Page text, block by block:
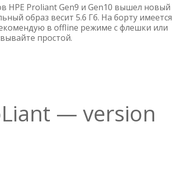
HPE Proliant Gen9 и Gen10 вышел новый
образ весит 5.6 Гб. На борту имеется
в offline режиме с флешки или
простой.
— version